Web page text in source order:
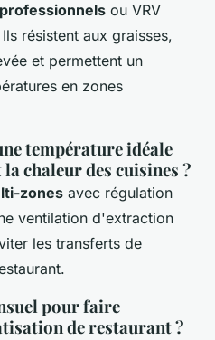
ou VRV
résistent aux graisses,
et permettent un
en zones
température idéale
chaleur des cuisines ?
zones avec régulation
ventilation d'extraction
les transferts de
pour faire
de restaurant ?